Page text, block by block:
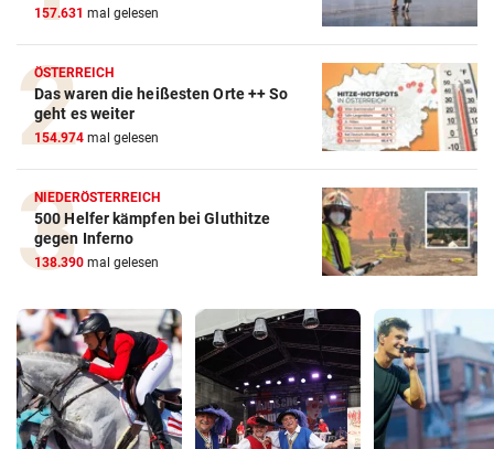
157.631 mal gelesen
ÖSTERREICH
Das waren die heißesten Orte ++ So
geht es weiter
154.974 mal gelesen
NIEDERÖSTERREICH
500 Helfer kämpfen bei Gluthitze
gegen Inferno
138.390 mal gelesen